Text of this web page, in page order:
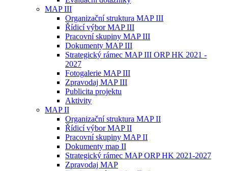
MAP III
Organizační struktura MAP III
Řídicí výbor MAP III
Pracovní skupiny MAP III
Dokumenty MAP III
Strategický rámec MAP III ORP HK 2021 -
2027
Fotogalerie MAP III
Zpravodaj MAP III
Publicita projektu
Aktivity
MAP II
Organizační struktura MAP II
Řídicí výbor MAP II
Pracovní skupiny MAP II
Dokumenty map II
Strategický rámec MAP ORP HK 2021-2027
Zpravodaj MAP